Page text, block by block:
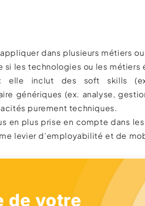
dans plusieurs métiers
les technologies ou les métiers
elle inclut des soft skills
génériques (ex. analyse,
purement techniques.
en plus prise en compte dans les
levier d’employabilité et de
de votre